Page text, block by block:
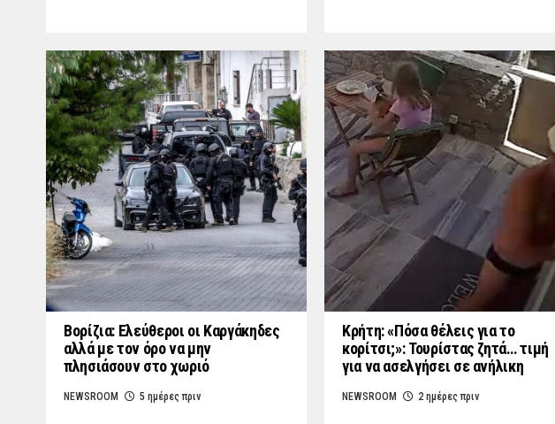
Βορίζια: Ελεύθεροι οι Καργάκηδες
αλλά με τον όρο να μην
πλησιάσουν στο χωριό
NEWSROOM 5 ημέρες πριν
Κρήτη: «Πόσα θέλεις για το
κορίτσι;»: Τουρίστας ζητά… τιμή
για να ασελγήσει σε ανήλικη
NEWSROOM 2 ημέρες πριν